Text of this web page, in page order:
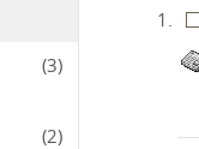
(3)
(2)